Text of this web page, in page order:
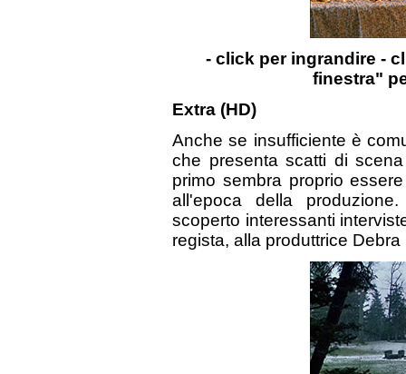
- click per ingrandire -
finestra"
Extra (HD)
Anche se insufficiente è
che presenta scatti di
primo sembra proprio
all'epoca della
scoperto interessanti
regista, alla produttrice